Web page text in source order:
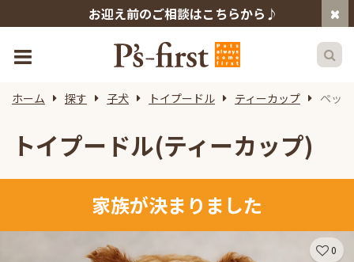
お迎え前のご相談はこちらから♪
ホーム 探す 子犬 トイプードル ティーカップ ペッ
トイプードル(ティーカップ)
家族が決まりました
0